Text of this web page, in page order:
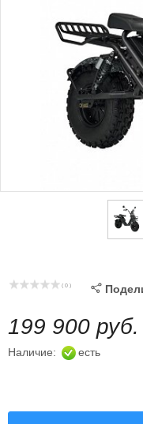
( 0 ) 
199 900 руб.
Наличие: есть